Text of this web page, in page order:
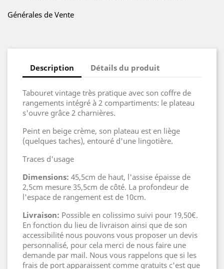
Générales de Vente
Description Détails du produit
Tabouret vintage très pratique avec son coffre de
rangements intégré à 2 compartiments: le plateau
s'ouvre grâce 2 charnières.
Peint en beige crème, son plateau est en liège
(quelques taches), entouré d'une lingotière.
Traces d'usage
Dimensions: 45,5cm de haut, l'assise épaisse de
2,5cm mesure 35,5cm de côté. La profondeur de
l'espace de rangement est de 10cm.
Livraison: Possible en colissimo suivi pour 19,50€.
En fonction du lieu de livraison ainsi que de son
accessibilité nous pouvons vous proposer un devis
personnalisé, pour cela merci de nous faire une
demande par mail. Nous vous rappelons que si les
frais de port apparaissent comme gratuits c'est que